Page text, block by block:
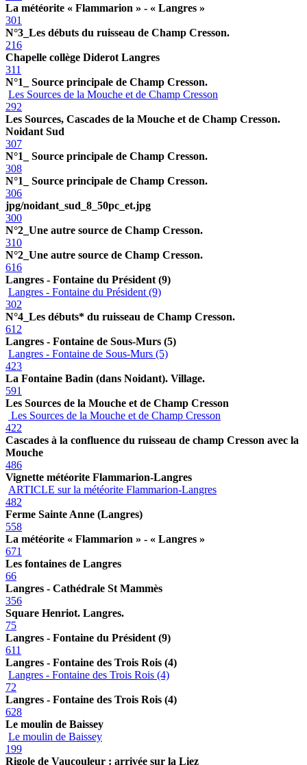
La météorite « Flammarion » - « Langres »
301
N°3_Les débuts du ruisseau de Champ Cresson.
216
Chapelle collège Diderot Langres
311
N°1_ Source principale de Champ Cresson.
Les Sources de la Mouche et de Champ Cresson
292
Les Sources, Cascades de la Mouche et de Champ Cresson.
Noidant Sud
307
N°1_ Source principale de Champ Cresson.
308
N°1_ Source principale de Champ Cresson.
306
jpg/noidant_sud_8_50pc_et.jpg
300
N°2_Une autre source de Champ Cresson.
310
N°2_Une autre source de Champ Cresson.
616
Langres - Fontaine du Président (9)
Langres - Fontaine du Président (9)
302
N°4_Les débuts* du ruisseau de Champ Cresson.
612
Langres - Fontaine de Sous-Murs (5)
Langres - Fontaine de Sous-Murs (5)
423
La Fontaine Badin (dans Noidant). Village.
591
Les Sources de la Mouche et de Champ Cresson
Les Sources de la Mouche et de Champ Cresson
422
Cascades à la confluence du ruisseau de champ Cresson avec la
Mouche
486
Vignette météorite Flammarion-Langres
ARTICLE sur la météorite Flammarion-Langres
482
Ferme Sainte Anne (Langres)
558
La météorite « Flammarion » - « Langres »
671
Les fontaines de Langres
66
Langres - Cathédrale St Mammès
356
Square Henriot. Langres.
75
Langres - Fontaine du Président (9)
611
Langres - Fontaine des Trois Rois (4)
Langres - Fontaine des Trois Rois (4)
72
Langres - Fontaine des Trois Rois (4)
628
Le moulin de Baissey
Le moulin de Baissey
199
Rigole de Vaucouleur : arrivée sur la Liez